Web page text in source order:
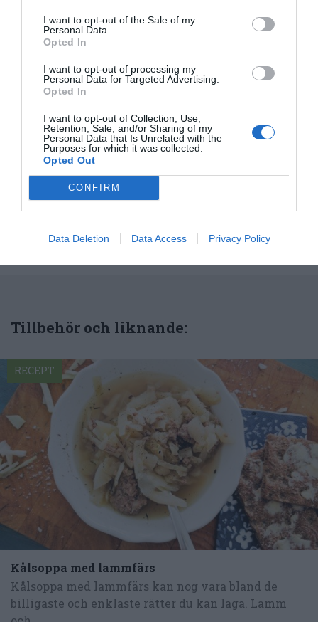
I want to opt-out of the Sale of my
Personal Data.
Opted In
I want to opt-out of processing my
Personal Data for Targeted Advertising.
Opted In
I want to opt-out of Collection, Use,
Retention, Sale, and/or Sharing of my
Personal Data that Is Unrelated with the
Purposes for which it was collected.
Opted Out
CONFIRM
Data Deletion Data Access Privacy Policy
Författare:Henrik
Mattsson
Jag är matskribent samt kock
med en fil. kand i
Måltidsvetenskap från
restauranghögskolan i Grythyttan. På denna sida
delar jag med mig av tusentals olika recept för alla
smaker - noviser som hemmakockar. Alla recept
kunna laga dem med bästa resultat hemma. Läs mer
Tillbehör och liknande:
Kålsoppa med lammfärs
Kålsoppa med lammfärs kan nog vara bland de
billigaste och enklaste rätter du kan laga. Lamm
RECEPT